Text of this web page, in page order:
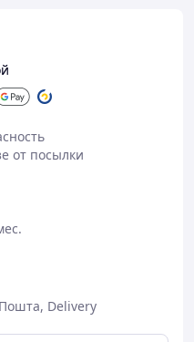
от посылки
Delivery